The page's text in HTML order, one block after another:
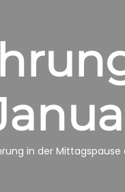
in der Mittagspause